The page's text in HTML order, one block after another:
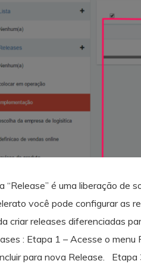
“Release” é uma liberação de
você pode configurar as
criar releases diferenciadas
: Etapa 1 – Acesse o
para nova Release. Etapa